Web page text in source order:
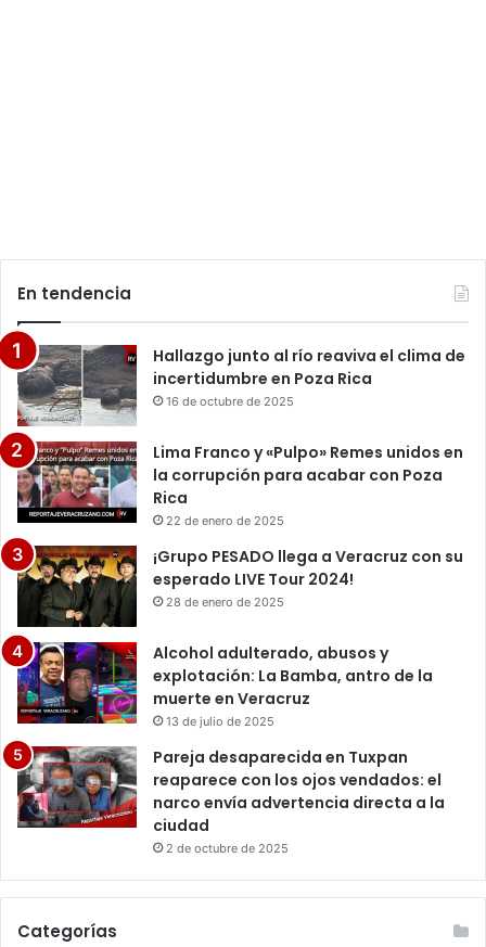
En tendencia
Hallazgo junto al río reaviva el clima de
incertidumbre en Poza Rica
16 de octubre de 2025
Lima Franco y «Pulpo» Remes unidos en
la corrupción para acabar con Poza
Rica
22 de enero de 2025
¡Grupo PESADO llega a Veracruz con su
esperado LIVE Tour 2024!
28 de enero de 2025
Alcohol adulterado, abusos y
explotación: La Bamba, antro de la
muerte en Veracruz
13 de julio de 2025
Pareja desaparecida en Tuxpan
reaparece con los ojos vendados: el
narco envía advertencia directa a la
ciudad
2 de octubre de 2025
Categorías